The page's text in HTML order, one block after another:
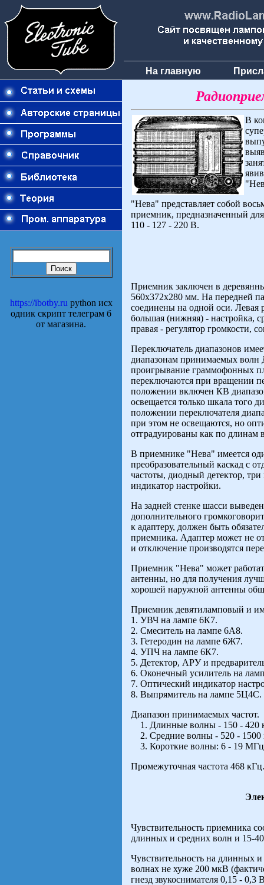
На главную
https://ibotby.ru python исх
одник скрипт телеграм б
от магазина.
В
"Нева" представляет собой
приемник, предназначенный
110 - 127 - 220 В.
Приемник заключен в
560х372х280 мм. На передней
соединены на одной оси. Левая
большая (нижняя) - настройка,
правая - регулятор громкости,
Переключатель диапазонов
диапазонам принимаемых
проигрывание граммофонных
переключаются при вращении
положении включен КВ
освещается только шкала того
положении переключателя
при этом не освещаются, но
отградуированы как по длинам
В приемнике "Нева" имеется
преобразовательный каскад с
частоты, диодный детектор,
индикатор настройки.
На задней стенке шасси
дополнительного
к адаптеру, должен быть
приемника. Адаптер может не
и отключение производятся
Приемник "Нева" может
антенны, но для получения
хорошей наружной антенны
Приемник девятиламповый и
1. УВЧ на лампе 6К7.
2. Смеситель на лампе 6А8.
3. Гетеродин на лампе 6Ж7.
4. УПЧ на лампе 6К7.
5. Детектор, АРУ и
6. Оконечный усилитель на
7. Оптический индикатор
8. Выпрямитель на лампе 5Ц4С.
Диапазон принимаемых частот.
1. Длинные волны - 150 - 420
2. Средние волны - 520 - 1500
3. Короткие волны: 6 - 19
Промежуточная частота 468 кГц.
Чувствительность приемника
длинных и средних волн и 15-
Чувствительность на длинных
волнах не хуже 200 мкВ
гнезд звукоснимателя 0,15 - 0,3